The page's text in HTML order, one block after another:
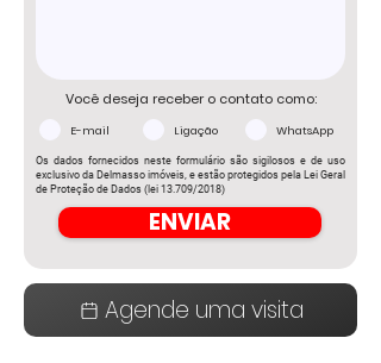
Você deseja receber o contato como:
E-mail Ligação WhatsApp
Os dados fornecidos neste formulário são sigilosos e de uso
exclusivo da Delmasso imóveis, e estão protegidos pela Lei Geral
de Proteção de Dados (lei 13.709/2018)
ENVIAR
Agende uma visita